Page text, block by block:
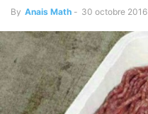
By Anais Math - 30 octobre 2016